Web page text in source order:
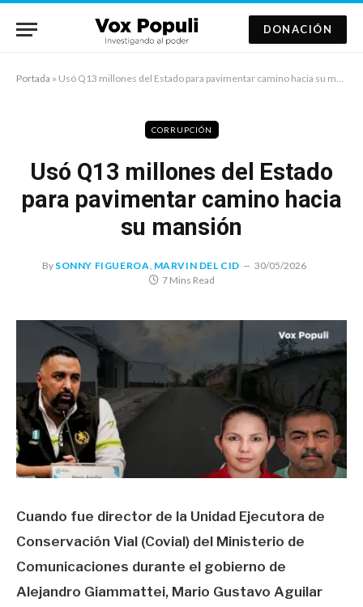
DONACIÓN
Portada » Usó Q13 millones del Estado para pavimentar camino hacia su mansión
CORRUPCIÓN
Usó Q13 millones del Estado
para pavimentar camino hacia
su mansión
By SONNY FIGUEROA, MARVIN DEL CID
30/05/2026
7 Mins Read
Cuando fue director de la Unidad Ejecutora de
Conservación Vial (Covial) del Ministerio de
Comunicaciones durante el gobierno de
Alejandro Giammattei, Mario Gustavo Aguilar